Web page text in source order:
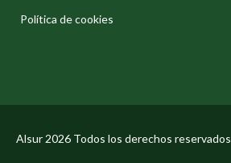
Política de cookies
Alsur 2026 Todos los derechos reservados